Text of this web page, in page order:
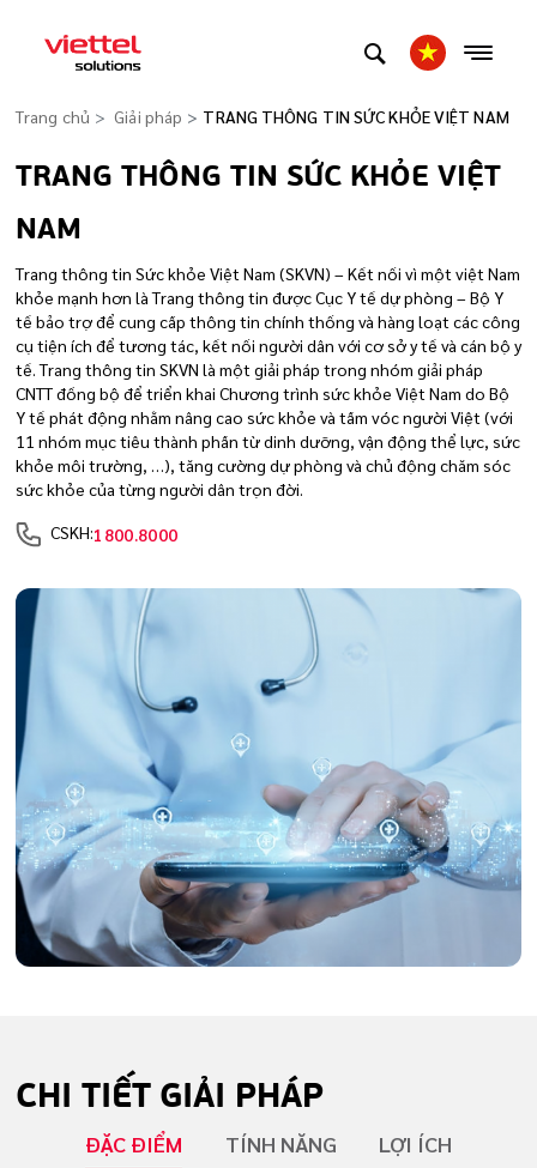
Trang chủ Giải pháp TRANG THÔNG TIN SỨC KHỎE VIỆT NAM
TRANG THÔNG TIN SỨC KHỎE VIỆT
NAM
Trang thông tin Sức khỏe Việt Nam (SKVN) – Kết nối vì một việt Nam
khỏe mạnh hơn là Trang thông tin được Cục Y tế dự phòng – Bộ Y
tế bảo trợ để cung cấp thông tin chính thống và hàng loạt các công
cụ tiện ích để tương tác, kết nối người dân với cơ sở y tế và cán bộ y
tế. Trang thông tin SKVN là một giải pháp trong nhóm giải pháp
CNTT đồng bộ để triển khai Chương trình sức khỏe Việt Nam do Bộ
Y tế phát động nhằm nâng cao sức khỏe và tầm vóc người Việt (với
11 nhóm mục tiêu thành phần từ dinh dưỡng, vận động thể lực, sức
khỏe môi trường, …), tăng cường dự phòng và chủ động chăm sóc
sức khỏe của từng người dân trọn đời.
CSKH:1800.8000
CHI TIẾT GIẢI PHÁP
ĐẶC ĐIỂM TÍNH NĂNG LỢI ÍCH